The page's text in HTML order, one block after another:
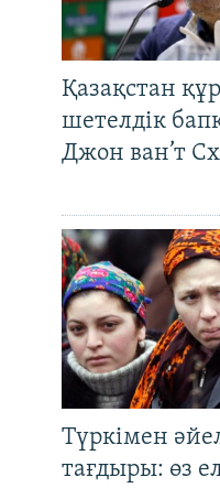
Қазақстан
шетелдік
Джон ван’т
Түркімен
тағдыры: өз